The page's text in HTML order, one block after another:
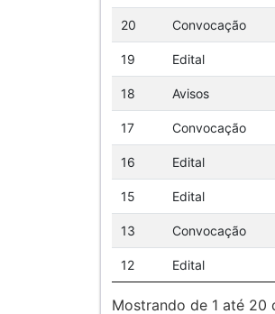
20 Convocação
19 Edital
18 Avisos
17 Convocação
16 Edital
15 Edital
13 Convocação
12 Edital
Mostrando de 1 até 20